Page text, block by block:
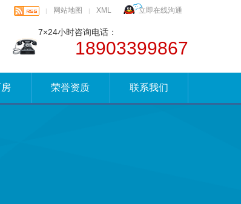
| 网站地图 | XML 立即在线沟通
7×24小时咨询电话：
18903399867
荣誉资质 联系我们